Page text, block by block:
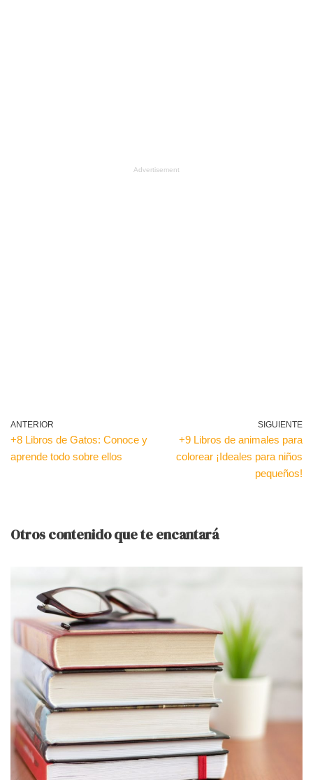
Advertisement
ANTERIOR
+8 Libros de Gatos: Conoce y
aprende todo sobre ellos
SIGUIENTE
+9 Libros de animales para
colorear ¡Ideales para niños
pequeños!
Otros contenido que te encantará